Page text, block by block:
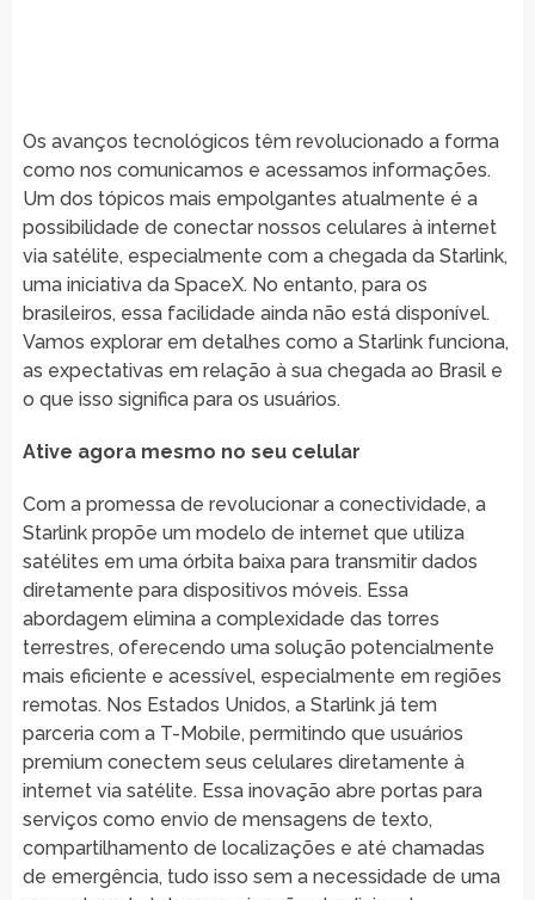
Os avanços tecnológicos têm revolucionado a forma
como nos comunicamos e acessamos informações.
Um dos tópicos mais empolgantes atualmente é a
possibilidade de conectar nossos celulares à internet
via satélite, especialmente com a chegada da Starlink,
uma iniciativa da SpaceX. No entanto, para os
brasileiros, essa facilidade ainda não está disponível.
Vamos explorar em detalhes como a Starlink funciona,
as expectativas em relação à sua chegada ao Brasil e
o que isso significa para os usuários.
Ative agora mesmo no seu celular
Com a promessa de revolucionar a conectividade, a
Starlink propõe um modelo de internet que utiliza
satélites em uma órbita baixa para transmitir dados
diretamente para dispositivos móveis. Essa
abordagem elimina a complexidade das torres
terrestres, oferecendo uma solução potencialmente
mais eficiente e acessível, especialmente em regiões
remotas. Nos Estados Unidos, a Starlink já tem
parceria com a T-Mobile, permitindo que usuários
premium conectem seus celulares diretamente à
internet via satélite. Essa inovação abre portas para
serviços como envio de mensagens de texto,
compartilhamento de localizações e até chamadas
de emergência, tudo isso sem a necessidade de uma